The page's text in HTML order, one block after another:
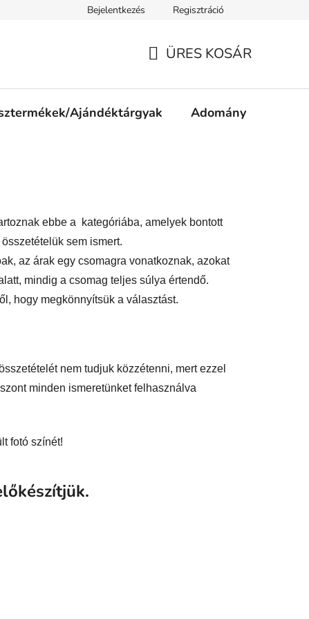
Jogi nyilatkozat Impresszum
Bejelentkezés Regisztráció
ÜRES KOSÁR
Ajándéktárgyak Adomány
ebbe a kategóriába, amelyek bontott
sem ismert.
az árak egy csomagra vonatkoznak, azokat
mindig a csomag teljes súlya értendő.
hogy megkönnyítsük a választást.
nem tudjuk közzétenni, mert ezzel
minden ismeretünket felhasználva
fotó színét!